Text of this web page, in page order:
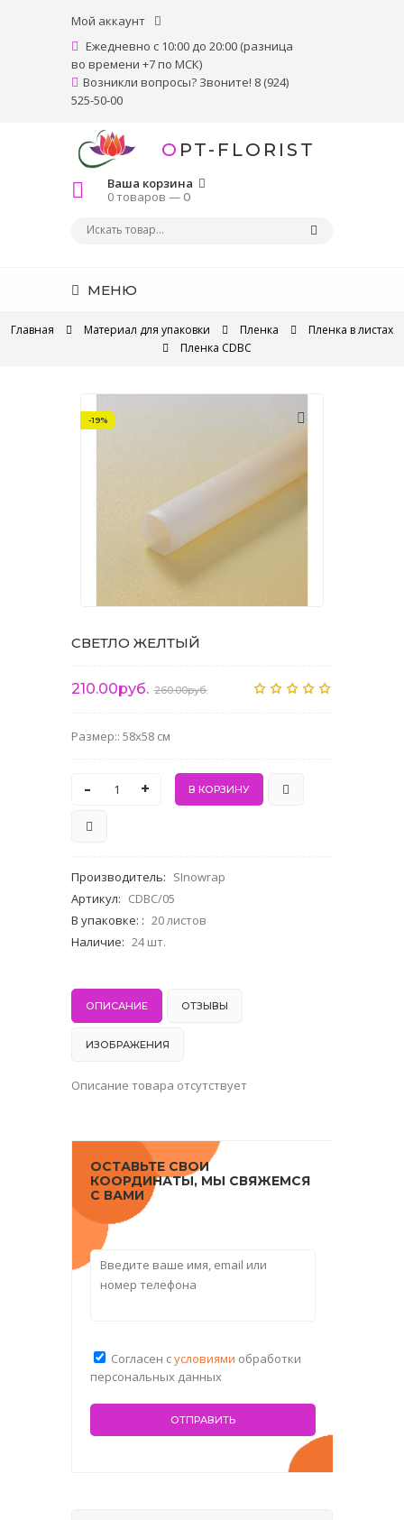
Мой аккаунт
Ежедневно с 10:00 до 20:00 (разница
во времени +7 по МСК)
Возникли вопросы? Звоните! 8 (924)
525-50-00
OPT-FLORIST
Ваша корзина
0 товаров —0
МЕНЮ
Главная Материал для упаковки Пленка
Пленка в листах
Пленка CDBC
-19%
СВЕТЛО ЖЕЛТЫЙ
210.00руб. 260.00руб.
Размер:: 58x58 см
- +
Производитель: SInowrap
Артикул: CDBC/05
В упаковке: : 20 листов
Наличие: 24 шт.
ОПИСАНИЕ ОТЗЫВЫ
ИЗОБРАЖЕНИЯ
Описание товара отсутствует
ОСТАВЬТЕ СВОИ
КООРДИНАТЫ, МЫ СВЯЖЕМСЯ
С ВАМИ
Согласен сусловиями обработки
персональных данных